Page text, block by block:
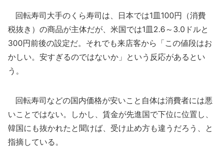
回転寿司大手のくら寿司は、日本では1皿100円（消費
税抜き）の商品が主体だが、米国では1皿2.6～3.0ドルと
300円前後の設定だ。それでも来店客から「この値段はお
かしい。安すぎるのではないか」という反応があるとい
う。
回転寿司などの国内価格が安いこと自体は消費者には悪
いことではない。しかし、賃金が先進国で下位に位置し、
韓国にも抜かれたと聞けば、受け止め方も違うだろう、と
指摘している。